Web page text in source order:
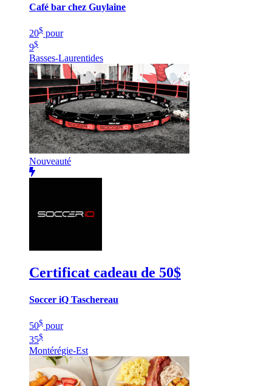
Café bar chez Guylaine
20$ pour
9$
Basses-Laurentides
Nouveauté
Certificat cadeau de 50$
Soccer iQ Taschereau
50$ pour
35$
Montérégie-Est